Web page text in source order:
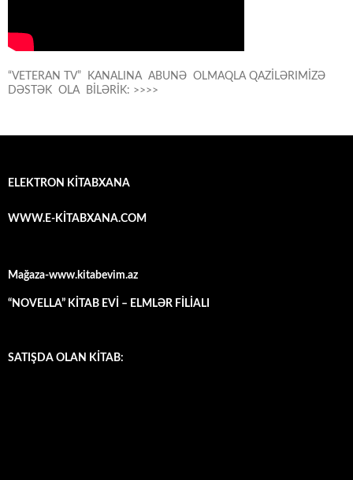
“VETERAN TV” KANALINA ABUNƏ OLMAQLA QAZİLƏRIMİZƏ
DƏSTƏK OLA BİLƏRİK: >>>>
ELEKTRON KİTABXANA
WWW.E-KİTABXANA.COM
Mağaza-www.kitabevim.az
“NOVELLA” KİTAB EVİ – ELMLƏR FİLİALI
SATIŞDA OLAN KİTAB: